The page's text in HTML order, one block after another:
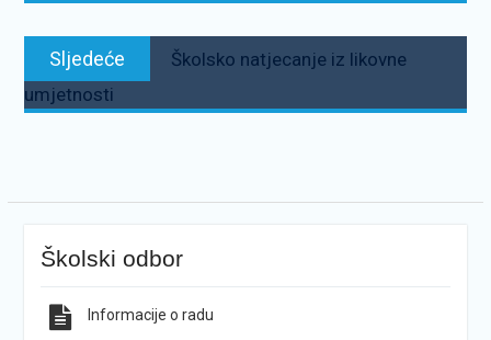
Sljedeće Sljedeće:
Školsko natjecanje iz likovne
umjetnosti
Školski odbor
Informacije o radu